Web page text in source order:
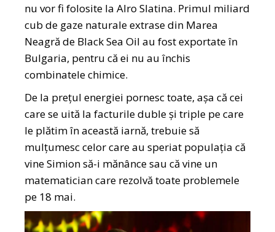
nu vor fi folosite la Alro Slatina. Primul miliard
cub de gaze naturale extrase din Marea
Neagră de Black Sea Oil au fost exportate în
Bulgaria, pentru că ei nu au închis
combinatele chimice.
De la prețul energiei pornesc toate, așa că cei
care se uită la facturile duble și triple pe care
le plătim în această iarnă, trebuie să
mulțumesc celor care au speriat populația că
vine Simion să-i mănânce sau că vine un
matematician care rezolvă toate problemele
pe 18 mai.